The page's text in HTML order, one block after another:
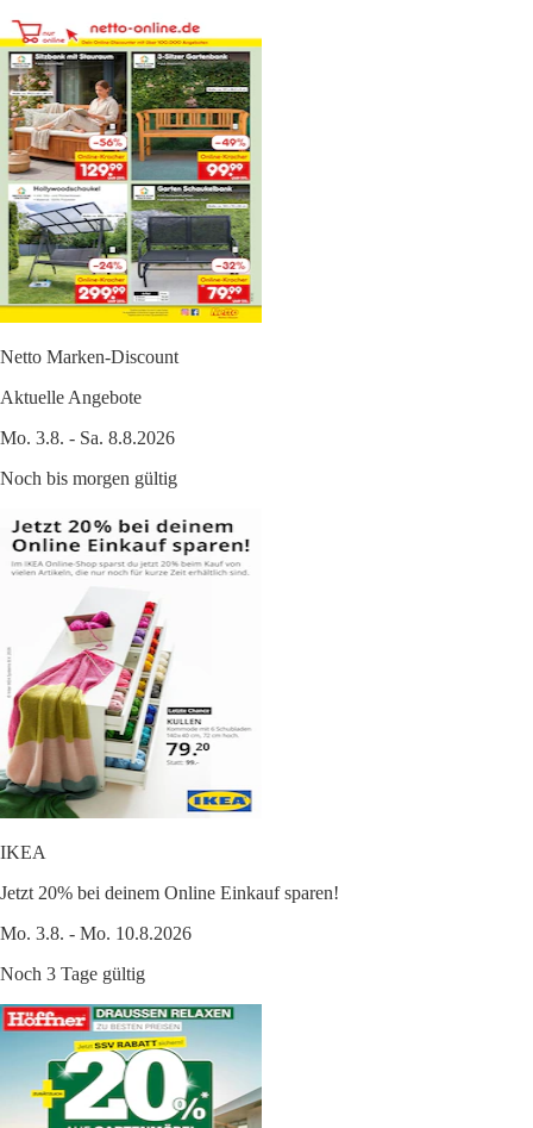
Netto Marken-Discount
Aktuelle Angebote
Mo. 3.8. - Sa. 8.8.2026
Noch bis morgen gültig
IKEA
Jetzt 20% bei deinem Online Einkauf sparen!
Mo. 3.8. - Mo. 10.8.2026
Noch 3 Tage gültig